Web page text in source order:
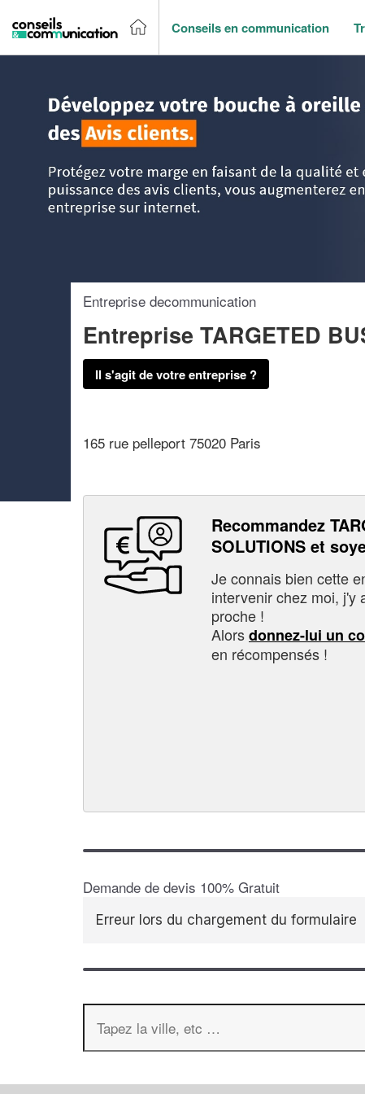
Conseils en communication
Entreprise decommunication
Entreprise TARGETED
Il s'agit de votre entreprise ?
165 rue pelleport 75020 Paris
Recommandez
SOLUTIONS et
Je connais bien cette
intervenir chez moi, j'y
proche !
Alorsdonnez-lui un
en récompensés !
Demande de devis 100% Gratuit
Erreur lors du chargement du formulaire